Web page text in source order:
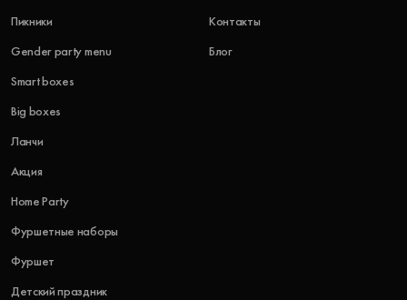
Пикники
Gender party menu
Smart boxes
Big boxes
Ланчи
Акция
Home Party
Фуршетные наборы
Фуршет
Детский праздник
Контакты
Блог